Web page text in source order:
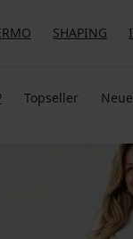
SHAPING
Topseller